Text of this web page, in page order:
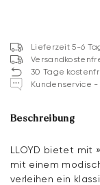
Lieferzeit 5-6
30 Tage
Kundenservice
Beschreibung
LLOYD bietet mit
mit einem
verleihen ein